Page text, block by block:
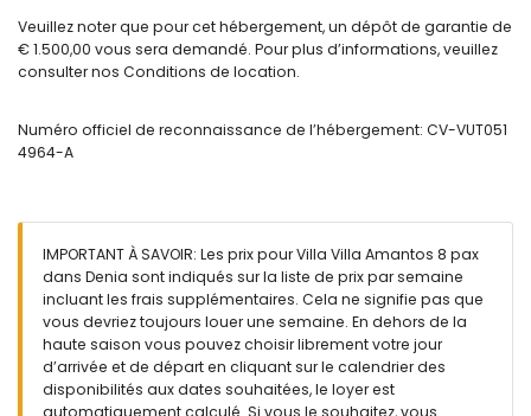
chambre avec air conditionné, lit double, télévision et salle
de bain en suite
2 chambres avec air conditionné, chacune avec lit double
en suite
salle de bain en suite avec double lavabo, baignoire,
toilette et sèche-cheveux
2 salles de bain en suite, chacune avec lavabo simple,
douche, toilette et sèche-cheveux
salle de bain avec double lavabo, douche, toilette et
sèche-cheveux
Extérieur de la villa
grand terrain clos
piscine privée mesurant 10m x 5m et 2m de profondeur
Veuillez noter que pour cet hébergement, un dépôt de garantie de
€ 1.500,00 vous sera demandé. Pour plus d’informations, veuillez
consulter nos Conditions de location.
Numéro officiel de reconnaissance de l’hébergement: CV-VUT051
4964-A
IMPORTANT À SAVOIR: Les prix pour Villa Villa Amantos 8 pax
dans Denia sont indiqués sur la liste de prix par semaine
incluant les frais supplémentaires. Cela ne signifie pas que
vous devriez toujours louer une semaine. En dehors de la
haute saison vous pouvez choisir librement votre jour
d’arrivée et de départ en cliquant sur le calendrier des
disponibilités aux dates souhaitées, le loyer est